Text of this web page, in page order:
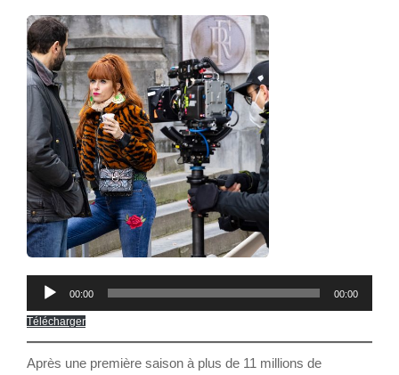
Lecteur
00:00 00:00
Télécharger
Après une première saison à plus de 11 millions de